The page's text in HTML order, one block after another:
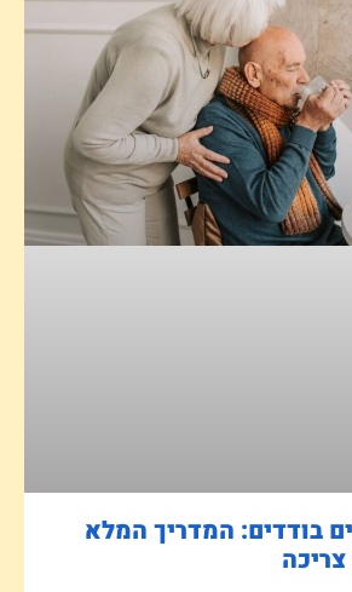
בודדים: המדריך המלא